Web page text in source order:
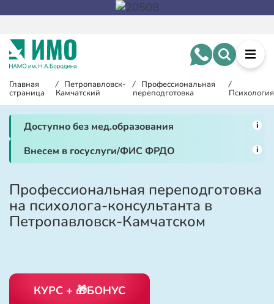
Главная
страница
/ Петропавловск-
Камчатский
/ Профессиональная
переподготовка
/
Психология
Доступно без мед.образования i
Внесем в госуслуги/ФИС ФРДО i
Профессиональная переподготовка
на психолога-консультанта в
Петропавловск-Камчатском
КУРС + 🎁БОНУС